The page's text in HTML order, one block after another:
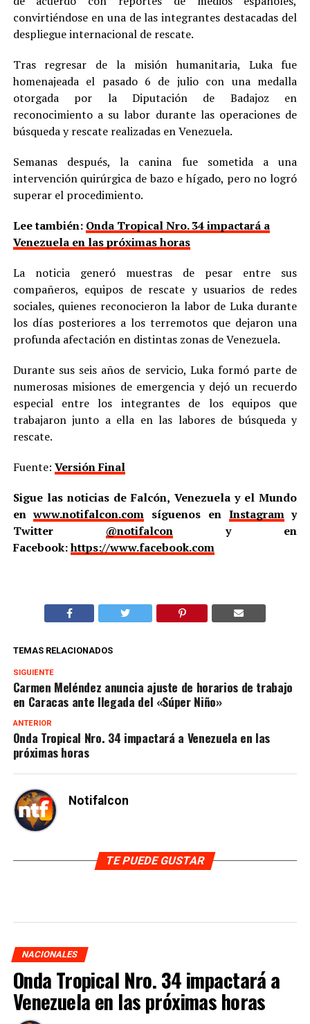
convirtiéndose en una de las integrantes destacadas del
despliegue internacional de rescate.
Tras regresar de la misión humanitaria, Luka fue
homenajeada el pasado 6 de julio con una medalla
otorgada por la Diputación de Badajoz en
reconocimiento a su labor durante las operaciones de
búsqueda y rescate realizadas en Venezuela.
Semanas después, la canina fue sometida a una
intervención quirúrgica de bazo e hígado, pero no logró
superar el procedimiento.
Lee también: Onda Tropical Nro. 34 impactará a
Venezuela en las próximas horas
La noticia generó muestras de pesar entre sus
compañeros, equipos de rescate y usuarios de redes
sociales, quienes reconocieron la labor de Luka durante
los días posteriores a los terremotos que dejaron una
profunda afectación en distintas zonas de Venezuela.
Durante sus seis años de servicio, Luka formó parte de
numerosas misiones de emergencia y dejó un recuerdo
especial entre los integrantes de los equipos que
trabajaron junto a ella en las labores de búsqueda y
rescate.
Fuente: Versión Final
Sigue las noticias de Falcón, Venezuela y el Mundo
enwww.notifalcon.com síguenos en Instagramy
Twitter @notifalcony en
Facebook:https://www.facebook.com
TEMAS RELACIONADOS
SIGUIENTE
Carmen Meléndez anuncia ajuste de horarios de trabajo
en Caracas ante llegada del «Súper Niño»
ANTERIOR
Onda Tropical Nro. 34 impactará a Venezuela en las
próximas horas
Notifalcon
TE PUEDE GUSTAR
NACIONALES
Onda Tropical Nro. 34 impactará a
Venezuela en las próximas horas